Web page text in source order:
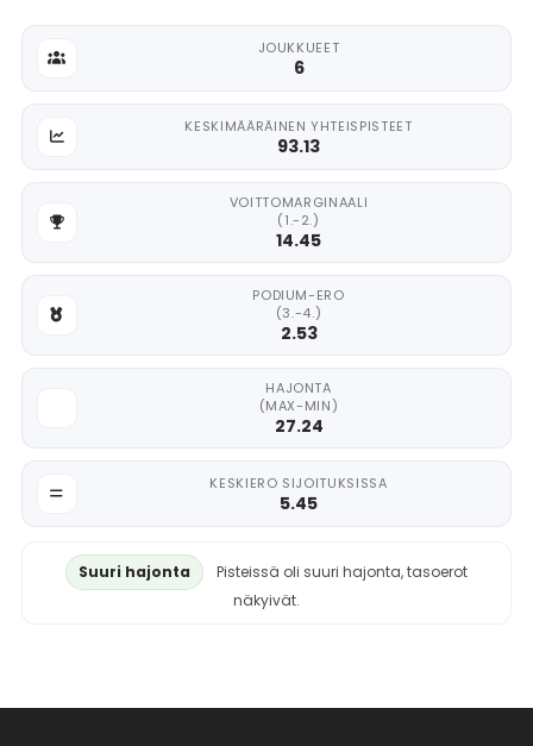
JOUKKUEET
6
KESKIMÄÄRÄINEN YHTEISPISTEET
93.13
VOITTOMARGINAALI
(1.-2.)
14.45
PODIUM-ERO
(3.-4.)
2.53
HAJONTA
(MAX-MIN)
27.24
KESKIERO SIJOITUKSISSA
5.45
Suuri hajonta
Pisteissä oli suuri hajonta, tasoerot
näkyivät.